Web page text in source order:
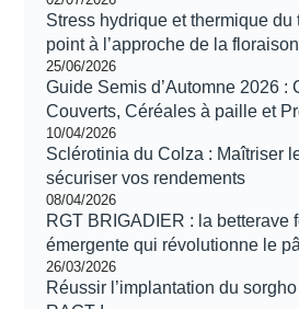
Stress hydrique et thermique du
point à l’approche de la floraison
25/06/2026
Guide Semis d’Automne 2026 :
Couverts, Céréales à paille et
10/04/2026
Sclérotinia du Colza : Maîtriser
sécuriser vos rendements
08/04/2026
RGT BRIGADIER : la betterave
émergente qui révolutionne le
26/03/2026
Réussir l’implantation du